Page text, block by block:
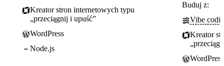
Kreator stron internetowych typu
„przeciągnij i upuść”
WordPress
Node.js
Buduj z:
Vibe
Kreator
WordPress